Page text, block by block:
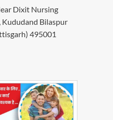
Dixit Nursing
Kududand Bilaspur
495001